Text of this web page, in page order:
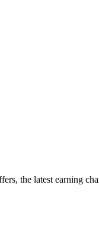
the latest earning